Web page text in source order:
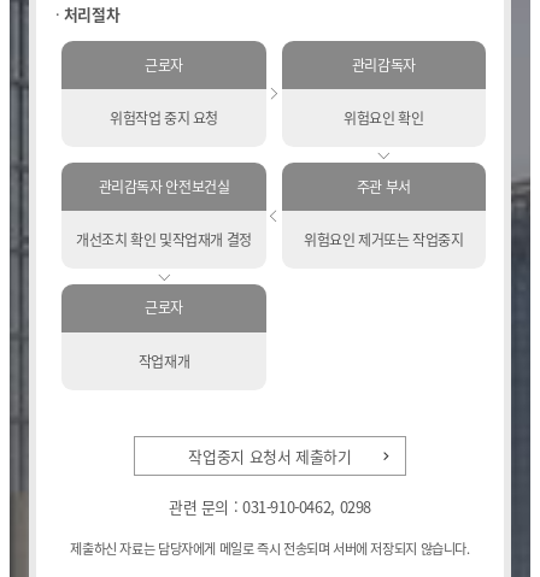
윤리경영
윤리헌장
수의계약 현황
윤리위반신고센터
처리절차
근로자
위험작업 중지 요청
관리감독자
위험요인 확인
주관 부서
위험요인 제거또는 작업중지
관리감독자안전보건실
개선조치 확인 및작업재개 결정
근로자
작업재개
작업중지 요청서 제출하기
관련 문의 : 031-910-0462, 0298
제출하신 자료는 담당자에게 메일로 즉시 전송되며 서버에 저장되지 않습니다.